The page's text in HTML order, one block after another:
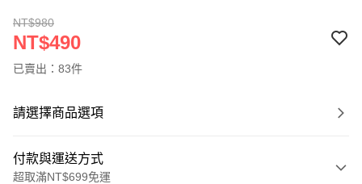
NT$980
NT$490
已賣出：83件
請選擇商品選項
付款與運送方式
超取滿NT$699免運